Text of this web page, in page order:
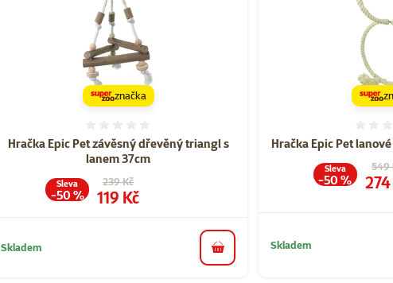
Hračka Epic Pet závěsný dřevěný triangl s
lanem 37cm
Původní cena
239 Kč
Cena
119 Kč
Sleva
-50 %
značka
Skladem do košíku
Hračka Epic Pet
549
Sleva
-50 %
Skladem